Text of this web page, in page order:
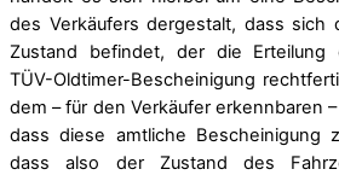
des Verkäufers dergestalt, dass sich
Zustand befindet, der die Erteilung
TÜV-Oldtimer-Bescheinigung
dem – für den Verkäufer erkennbaren
dass diese amtliche Bescheinigung
dass also der Zustand des